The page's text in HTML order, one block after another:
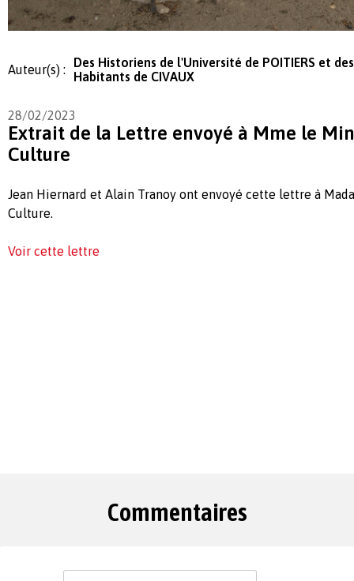
Auteur(s) :
Des Historiens de l'Université de POITIERS et des
Habitants de CIVAUX
28/02/2023
Extrait de la Lettre envoyé à Mme le
Culture
Jean Hiernard et Alain Tranoy ont envoyé cette lettre à
Culture.
Voir cette lettre
Commentaires